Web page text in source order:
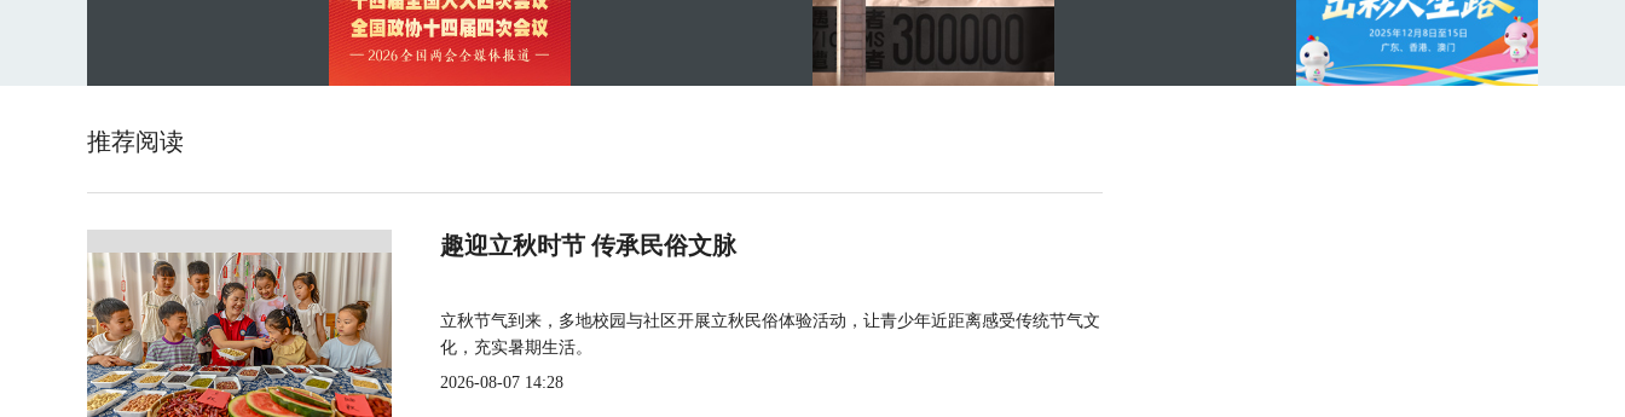
推荐阅读
趣迎立秋时节 传承民俗文脉
立秋节气到来，多地校园与社区开展立秋民俗体验活动，让青少年近距离感受传统节气文
化，充实暑期生活。
2026-08-07 14:28